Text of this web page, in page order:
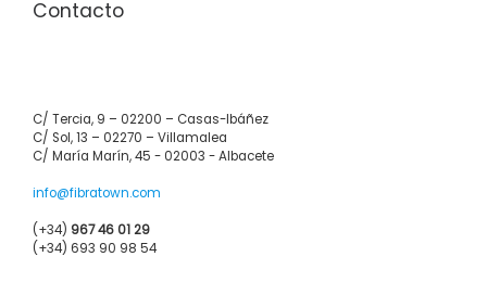
Contacto
C/ Tercia, 9 – 02200 – Casas-Ibáñez
C/ Sol, 13 – 02270 – Villamalea
C/ María Marín, 45 - 02003 - Albacete
info@fibratown.com
(+34) 967 46 01 29
(+34) 693 90 98 54